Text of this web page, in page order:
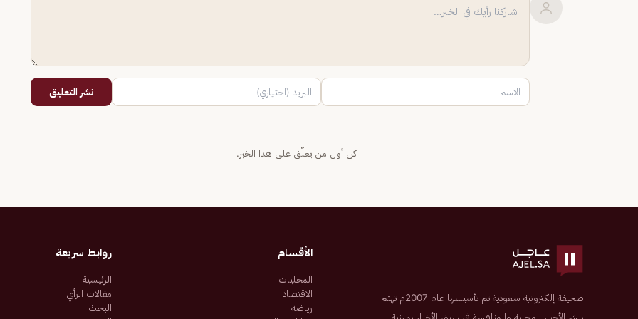
نشر التعليق
كن أول من يعلّق على هذا الخبر.
صحيفة إلكترونية سعودية تم تأسيسها عام 2007م تهتم
الأقسام
المحليات
الاقتصاد
رياضة
روابط سريعة
الرئيسية
مقالات الرأي
البحث